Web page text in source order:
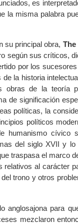
es
la misma palabra
su principal obra, The
según sus críticos,
por los
la historia
obras de la teoría
de significación
políticas, la
políticos
humanismo cívico
del siglo XVII y
traspasa el marco
relativos al carácter
trono y otros
anglosajona para
mezclaron